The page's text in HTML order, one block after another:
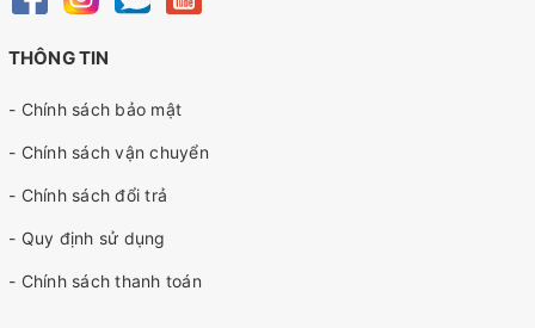
THÔNG TIN
- Chính sách bảo mật
- Chính sách vận chuyển
- Chính sách đổi trả
- Quy định sử dụng
- Chính sách thanh toán